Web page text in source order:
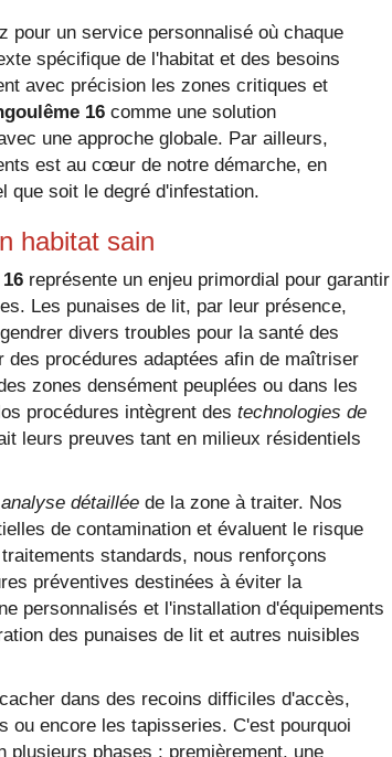
pour un service personnalisé où chaque
spécifique de l'habitat et des besoins
avec précision les zones critiques et
16comme une solution
une approche globale. Par ailleurs,
est au cœur de notre démarche, en
que soit le degré d'infestation.
habitat sain
représente un enjeu primordial pour garantir
Les punaises de lit, par leur présence,
divers troubles pour la santé des
procédures adaptées afin de maîtriser
zones densément peuplées ou dans les
procédures intègrent des technologies de
leurs preuves tant en milieux résidentiels
analyse détailléede la zone à traiter. Nos
de contamination et évaluent le risque
standards, nous renforçons
préventives destinées à éviter la
personnalisés et l'installation d'équipements
des punaises de lit et autres nuisibles
dans des recoins difficiles d'accès,
encore les tapisseries. C'est pourquoi
plusieurs phases : premièrement, une